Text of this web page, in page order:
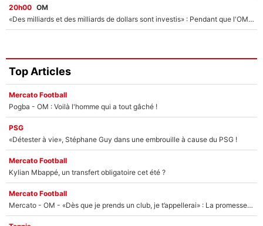
20h00 OM
«Des milliards et des milliards de dollars sont investis» : Pendant que l'OM est en pleine crise financière, Frank McCourt lance un nouveau projet à 260M€ !
Top Articles
Mercato Football
Pogba - OM : Voilà l'homme qui a tout gâché !
PSG
«Détester à vie», Stéphane Guy dans une embrouille à cause du PSG !
Mercato Football
Kylian Mbappé, un transfert obligatoire cet été ?
Mercato Football
Mercato - OM - «Dès que je prends un club, je t’appellerai» : La promesse de Marcelino au moment de claquer la porte